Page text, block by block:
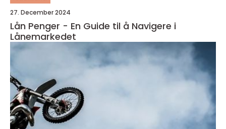
27. December 2024
Lån Penger - En Guide til å Navigere i
Lånemarkedet